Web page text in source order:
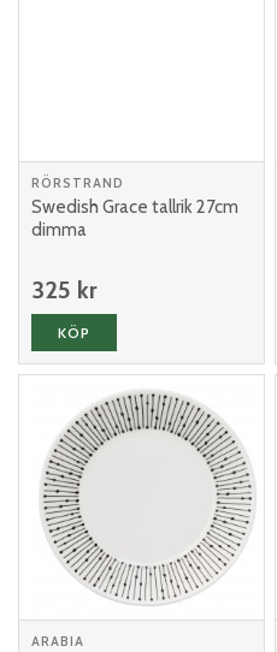
RÖRSTRAND
Swedish Grace tallrik 27cm
dimma
325 kr
KÖP
ARABIA